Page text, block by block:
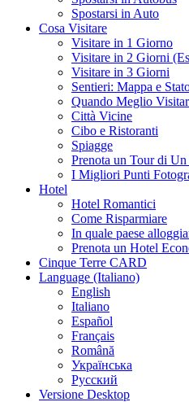
Spostarsi in Auto
Cosa Visitare
Visitare in 1 Giorno
Visitare in 2 Giorni
Visitare in 3 Giorni
Sentieri: Mappa e
Quando Meglio
Città Vicine
Cibo e Ristoranti
Spiagge
Prenota un Tour di
I Migliori Punti
Hotel
Hotel Romantici
Come Risparmiare
In quale paese
Prenota un Hotel
Cinque Terre CARD
Language (Italiano)
English
Italiano
Español
Français
Română
Українська
Русский
Versione Desktop